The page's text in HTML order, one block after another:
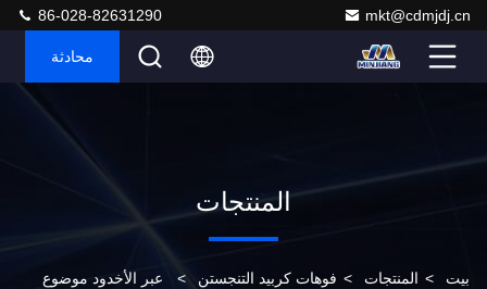
mkt@cdmjdj.cn
86-028-82631290
محادثة
المنتجات
بيت > المنتجات > فوهات كربيد التنجستن > عبر الأخدود موضوع